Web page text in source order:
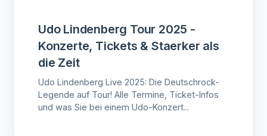
Udo Lindenberg Tour 2025 -
Konzerte, Tickets & Staerker als
die Zeit
Udo Lindenberg Live 2025: Die Deutschrock-
Legende auf Tour! Alle Termine, Ticket-Infos
und was Sie bei einem Udo-Konzert...